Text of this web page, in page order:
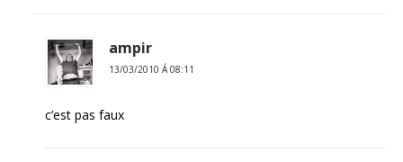
ampir
13/03/2010 Á 08:11
c’est pas faux